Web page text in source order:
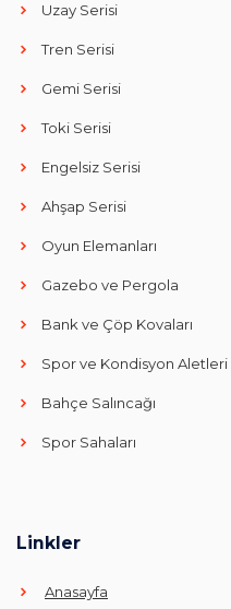
Uzay Serisi
Tren Serisi
Gemi Serisi
Toki Serisi
Engelsiz Serisi
Ahşap Serisi
Oyun Elemanları
Gazebo ve Pergola
Bank ve Çöp Kovaları
Spor ve Kondisyon Aletleri
Bahçe Salıncağı
Spor Sahaları
Linkler
Anasayfa